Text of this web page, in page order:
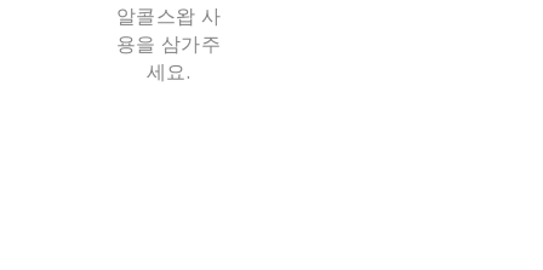
알콜스왑 사
용을 삼가주
세요.